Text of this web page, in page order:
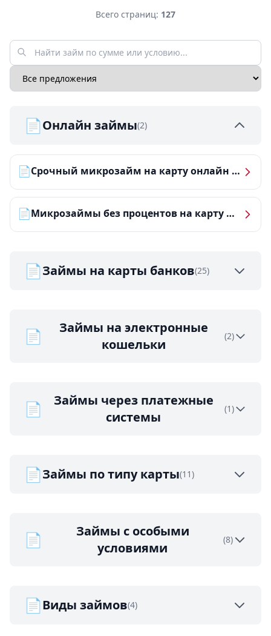
Всего страниц: 127
📄Онлайн займы(2)
📄 Срочный микрозайм на карту онлайн — получить деньги за 5 минут
📄 Микрозаймы без процентов на карту — ТОП-10 за 2026 год
📄Займы на карты банков(25)
📄
Займы на электронные
кошельки
(2)
📄
Займы через платежные
системы
(1)
📄Займы по типу карты(11)
📄
Займы с особыми
условиями
(8)
📄Виды займов(4)